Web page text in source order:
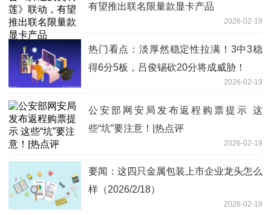
有望推出联名限量款显卡产品
2026-02-19
热门看点：淡厚然稳定性拉满！3中3稳
得6分5板，吕俊锡砍20分将成威胁！
2026-02-19
公安部网安局发布返程购票提示 这
些“坑”要注意！|热点评
2026-02-19
要闻：这四只金属包装上市企业龙头怎么
样（2026/2/18）
2026-02-19